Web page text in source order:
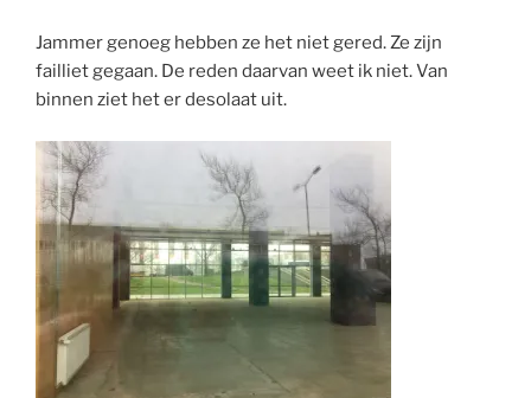
Jammer genoeg hebben ze het niet gered. Ze zijn
failliet gegaan. De reden daarvan weet ik niet. Van
binnen ziet het er desolaat uit.